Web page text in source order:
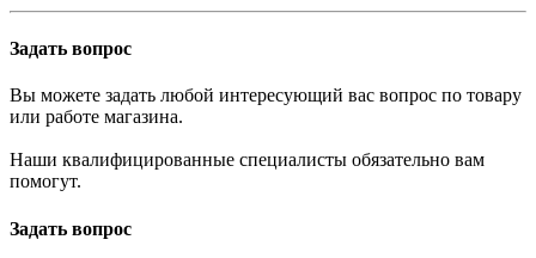
Задать вопрос
Вы можете задать любой интересующий вас вопрос по товару
или работе магазина.
Наши квалифицированные специалисты обязательно вам
помогут.
Задать вопрос